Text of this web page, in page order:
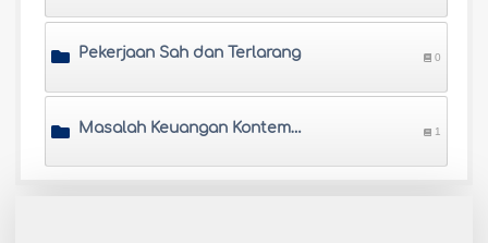
Pekerjaan Sah dan Terlarang 0
Masalah Keuangan Kontemporer Lain 1